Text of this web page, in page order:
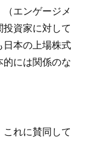
エンゲージメ
資家に対して
日本の上場株式
的には関係のな
これに賛同して